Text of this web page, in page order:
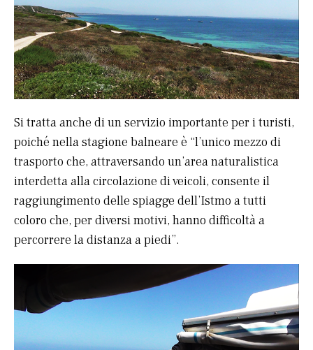
Si tratta anche di un servizio importante per i turisti,
poiché nella stagione balneare è “l’unico mezzo di
trasporto che, attraversando un’area naturalistica
interdetta alla circolazione di veicoli, consente il
raggiungimento delle spiagge dell’Istmo a tutti
coloro che, per diversi motivi, hanno difficoltà a
percorrere la distanza a piedi”.